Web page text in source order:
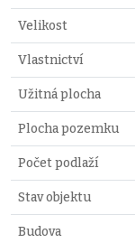
Velikost
Vlastnictví
Užitná plocha
Plocha pozemku
Počet podlaží
Stav objektu
Budova